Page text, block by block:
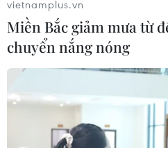
"Hiệu ứng domino" đe
của kinh tế Nga
16/04/2026 11:46
vietnamplus.vn
Miền Bắc giảm mưa từ
chuyển nắng nóng